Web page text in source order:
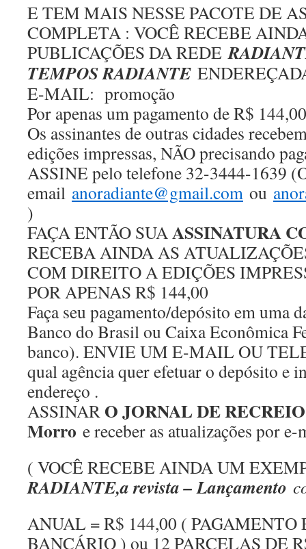
E TEM MAIS NESSE PACOTE DE
COMPLETA : VOCÊ RECEBE
PUBLICAÇÕES DA REDE
TEMPOS RADIANTE
E-MAIL: promoção
Por apenas um pagamento de R$
Os assinantes de outras cidades
edições impressas, NÃO precisando
ASSINE pelo telefone 32-3444-1639
email anoradiante@gmail.com ou
)
FAÇA ENTÃO SUAASSINATURA
RECEBA AINDA AS
COM DIREITO A EDIÇÕES
POR APENAS R$ 144,00
Faça seu pagamento/depósito em uma
Banco do Brasil ou Caixa Econômica
banco). ENVIE UM E-MAIL OU
qual agência quer efetuar o depósito e
endereço .
ASSINAR O JORNAL DE
Morro e receber as atualizações por
( VOCÊ RECEBE AINDA UM
RADIANTE,a revista – Lançamento
ANUAL = R$ 144,00 ( PAGAMENTO
BANCÁRIO ) ou 12 PARCELAS DE